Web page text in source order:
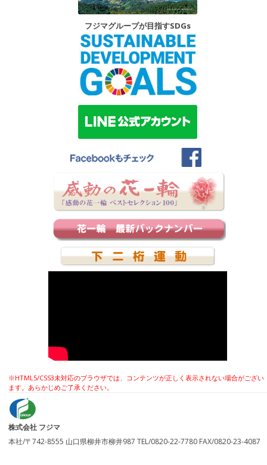
フジマグループが目指すSDGs
※HTML5/CSS3未対応のブラウザでは、コンテンツが正しく表示されない場合がござい
ます。あらかじめご了承ください。
株式会社 フジマ
本社/〒742-8555 山口県柳井市柳井987 TEL/0820-22-7780 FAX/0820-23-4087